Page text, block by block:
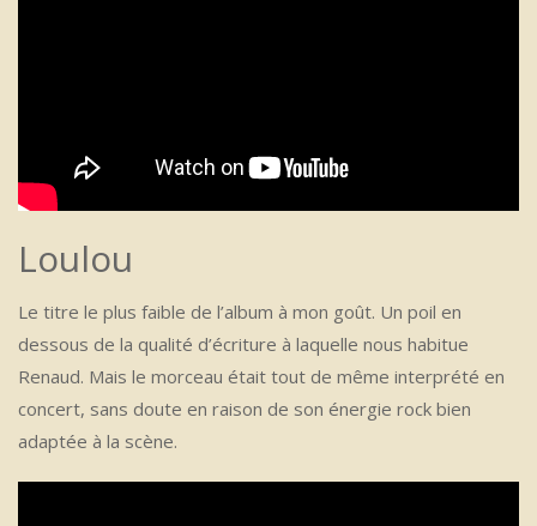
Loulou
Le titre le plus faible de l’album à mon goût. Un poil en
dessous de la qualité d’écriture à laquelle nous habitue
Renaud. Mais le morceau était tout de même interprété en
concert, sans doute en raison de son énergie rock bien
adaptée à la scène.